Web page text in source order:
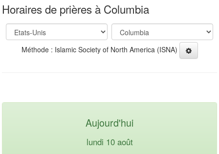
Horaires de prières à Columbia
Méthode : Islamic Society of North America (ISNA)
Aujourd'hui
lundi 10 août